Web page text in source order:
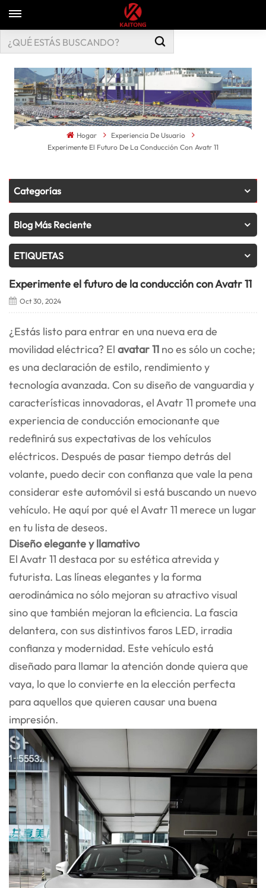
Hogar
Experiencia De Usuario
Experimente El Futuro De La Conducción Con Avatr 11
Categorías
Blog Más Reciente
ETIQUETAS
Experimente el futuro de la conducción con Avatr 11
Oct 30, 2024
¿Estás listo para entrar en una nueva era de
movilidad eléctrica? El avatar 11 no es sólo un coche;
es una declaración de estilo, rendimiento y
tecnología avanzada. Con su diseño de vanguardia y
características innovadoras, el Avatr 11 promete una
experiencia de conducción emocionante que
redefinirá sus expectativas de los vehículos
eléctricos. Después de pasar tiempo detrás del
volante, puedo decir con confianza que vale la pena
considerar este automóvil si está buscando un nuevo
vehículo. He aquí por qué el Avatr 11 merece un lugar
en tu lista de deseos.
Diseño elegante y llamativo
El Avatr 11 destaca por su estética atrevida y
futurista. Las líneas elegantes y la forma
aerodinámica no sólo mejoran su atractivo visual
sino que también mejoran la eficiencia. La fascia
delantera, con sus distintivos faros LED, irradia
confianza y modernidad. Este vehículo está
diseñado para llamar la atención donde quiera que
vaya, lo que lo convierte en la elección perfecta
para aquellos que quieren causar una buena
impresión.